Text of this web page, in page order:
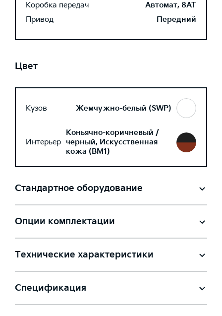
Коробка передач
Автомат, 8AT
Привод
Передний
Цвет
Кузов Жемчужно-белый (SWP)
Интерьер
Коньячно-коричневый /
черный, Искусственная
кожа (BM1)
Стандартное оборудование
Опции комплектации
Технические характеристики
Спецификация